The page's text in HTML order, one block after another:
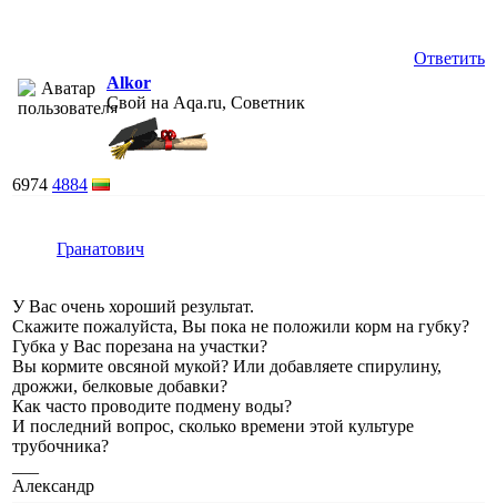
Ответить
Alkor
Свой на Aqa.ru, Советник
6974 4884
Гранатович
У Вас очень хороший результат.
Скажите пожалуйста, Вы пока не положили корм на губку?
Губка у Вас порезана на участки?
Вы кормите овсяной мукой? Или добавляете спирулину,
дрожжи, белковые добавки?
Как часто проводите подмену воды?
И последний вопрос, сколько времени этой культуре
трубочника?
Александр